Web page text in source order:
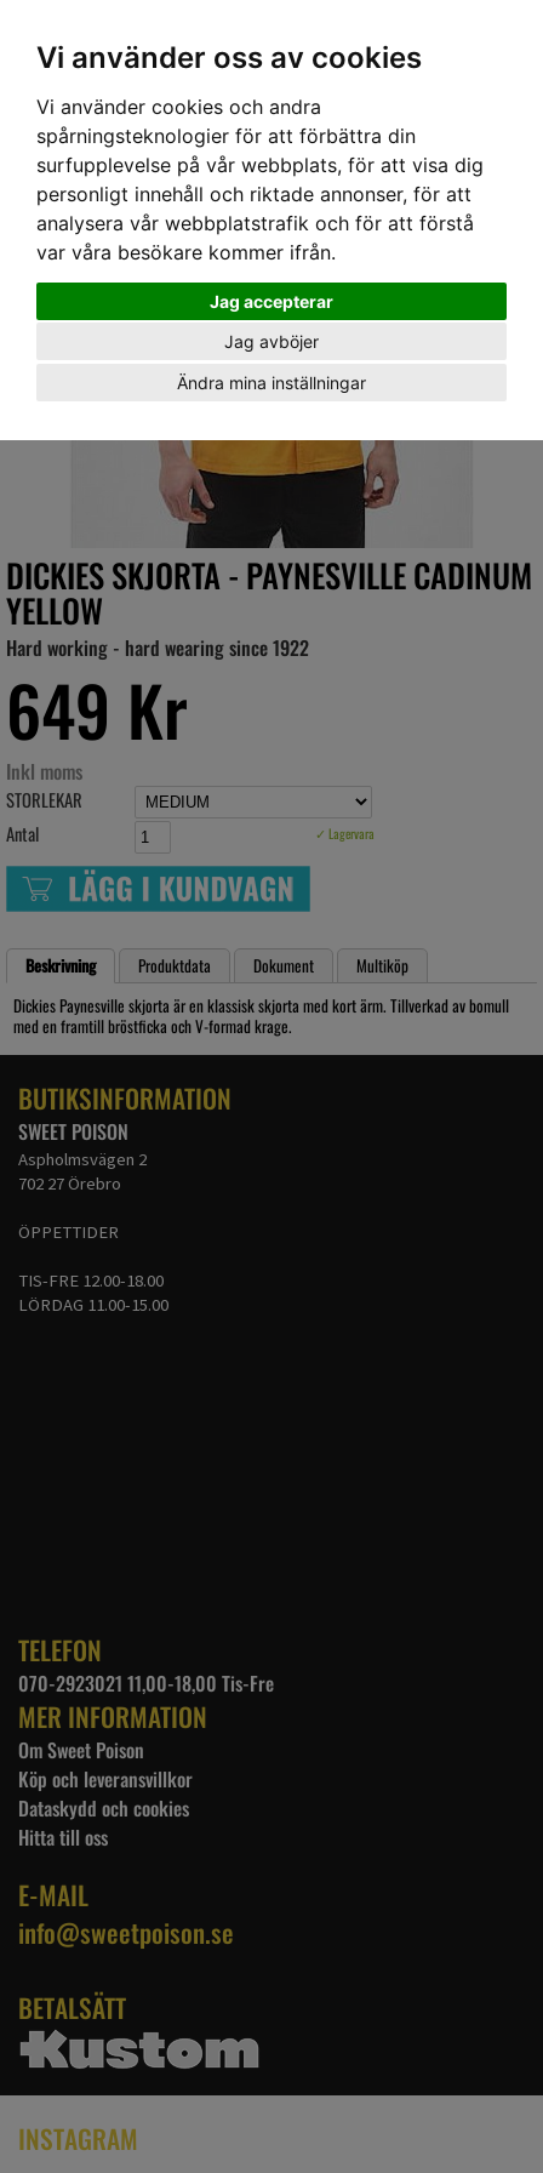
Vi använder oss av cookies
Vi använder cookies och andra
spårningsteknologier för att förbättra din
surfupplevelse på vår webbplats, för att visa dig
personligt innehåll och riktade annonser, för att
analysera vår webbplatstrafik och för att förstå
var våra besökare kommer ifrån.
Jag accepterar
Jag avböjer
Ändra mina inställningar
Hem› HERR›SKJORTOR› DICKIES SKJORTA - PAYNESVILLE CADINUM YELLOW
DICKIES SKJORTA - PAYNESVILLE CADINUM
YELLOW
Hard working - hard wearing since 1922
649 Kr
Inkl moms
STORLEKAR
Antal
✓ Lagervara
Beskrivning Produktdata Dokument
Multiköp
Dickies Paynesville skjorta är en klassisk skjorta med kort ärm. Tillverkad av bomull
med en framtill bröstficka och V-formad krage.
BUTIKSINFORMATION
SWEET POISON
Aspholmsvägen 2
702 27 Örebro
ÖPPETTIDER
TIS-FRE 12.00-18.00
LÖRDAG 11.00-15.00
TELEFON
070-2923021 11,00-18,00 Tis-Fre
MER INFORMATION
Om Sweet Poison
Köp och leveransvillkor
Dataskydd och cookies
Hitta till oss
E-MAIL
info@sweetpoison.se
BETALSÄTT
INSTAGRAM